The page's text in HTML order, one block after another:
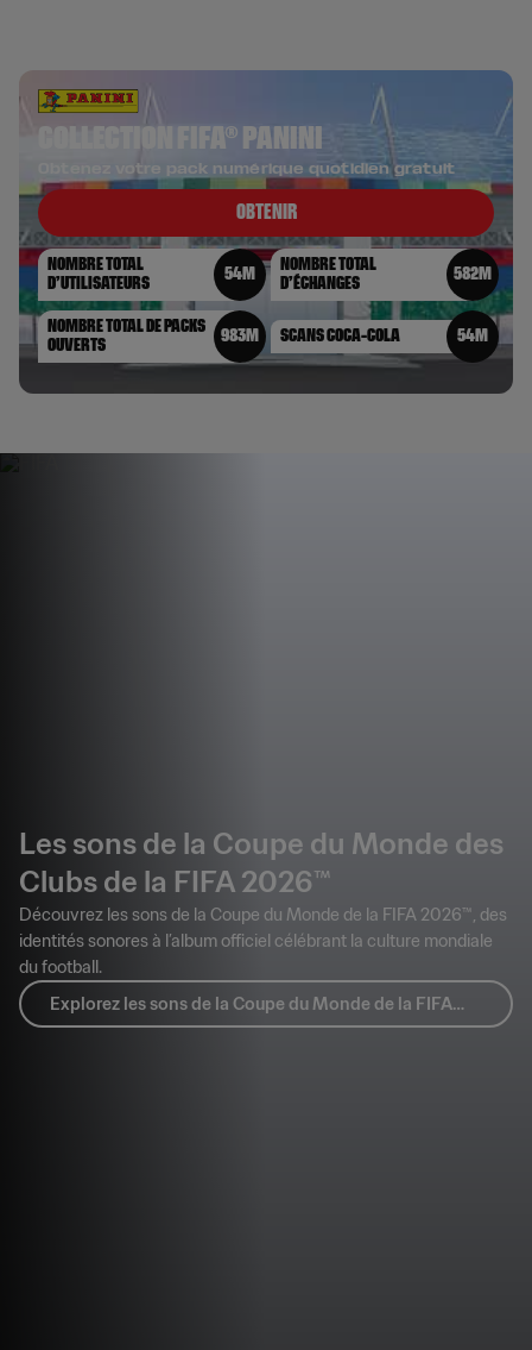
Les sons de la Coupe du Monde des
Clubs de la FIFA 2026™
Découvrez les sons de la Coupe du Monde de la FIFA 2026™, des
identités sonores à l’album officiel célébrant la culture mondiale
du football.
Explorez les sons de la Coupe du Monde de la FIFA
2026™